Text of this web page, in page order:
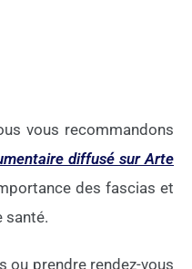
vous recommandons
diffusé sur Arte
des fascias et
santé.
ou prendre rendez-vous